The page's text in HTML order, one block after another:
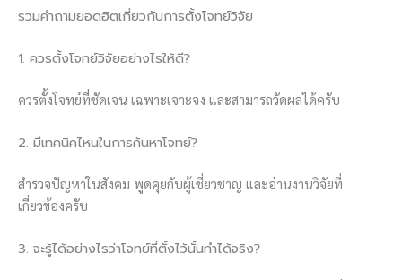
รวมคำถามยอดฮิตเกี่ยวกับการตั้งโจทย์วิจัย
1. ควรตั้งโจทย์วิจัยอย่างไรให้ดี?
ควรตั้งโจทย์ที่ชัดเจน เฉพาะเจาะจง และสามารถวัดผลได้ครับ
2. มีเทคนิคไหนในการค้นหาโจทย์?
สำรวจปัญหาในสังคม พูดคุยกับผู้เชี่ยวชาญ และอ่านงานวิจัยที่
เกี่ยวข้องครับ
3. จะรู้ได้อย่างไรว่าโจทย์ที่ตั้งไว้นั้นทำได้จริง?